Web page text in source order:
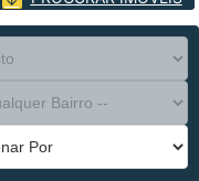
de Imóvel --
--
Bairro --
Número --
Por